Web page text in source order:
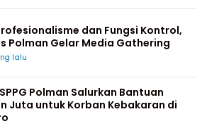
dan Fungsi Kontrol,
Polman Gelar Media Gathering
lalu
SPPG Polman Salurkan Bantuan
Juta untuk Korban Kebakaran di